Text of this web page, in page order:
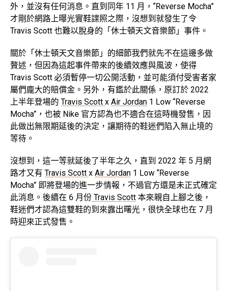
外，並沒有任何消息。直到同年 11 月，“Reverse Mocha”
才剛於網路上曝光實鞋諜照之際，沒想到就發生了令
Travis Scott 也難以脫身的「休士頓天文音樂節」事件。
關於「休士頓天文音樂節」的細節我們就先不在這邊多做
贅述，但因為這起事件帶來的後續效應與風波，使得
Travis Scott 必須暫停一切公開活動，並可能須付受害者家
屬們龐大的賠償金。另外，有鑑於此關係，原訂於 2022
上半年登場的 Travis Scott x Air Jordan 1 Low “Reverse
Mocha”，也被 Nike 官方認為也不適合在這時機發售，因
此做出無限期延後的決定，讓期待的鞋迷們陷入無止境的
等待。
沒想到，這一等就延後了半年之久，直到 2022 年 5 月網
路才又有 Travis Scott x Air Jordan 1 Low “Reverse
Mocha” 即將登場的進一步情報，不過官方還是未正式確定
此消息。後續在 6 月份 Travis Scott 本來親自上腳之後，
鞋迷們才認為這雙鞋的到來露出曙光，很快全球也在 7 月
時迎來正式發售。